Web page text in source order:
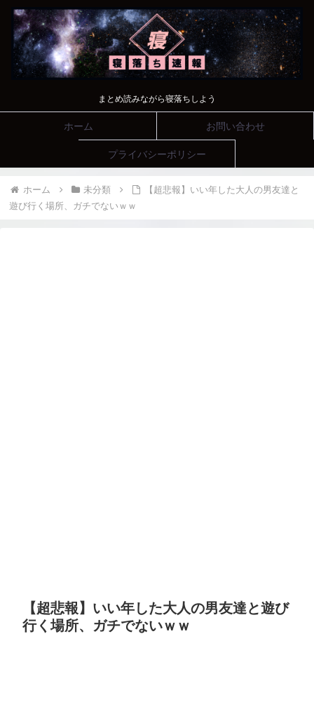
まとめ読みながら寝落ちしよう
ホーム お問い合わせ
プライバシーポリシー
ホーム 未分類
【超悲報】いい年した大人の男友達と
遊び行く場所、ガチでないｗｗ
【超悲報】いい年した大人の男友達と遊び
行く場所、ガチでないｗｗ